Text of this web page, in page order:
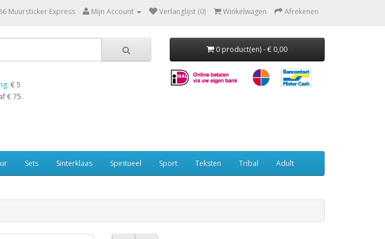
Muursticker Express Mijn Account Verlanglijst (0) Winkelwagen Afrekenen
: € 5
€ 75.
0 product(en) - € 0,00
Sets Sinterklaas Spiritueel Sport Teksten Tribal Adult